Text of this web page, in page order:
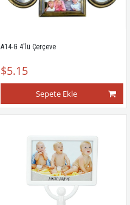
A14-G 4'lü Çerçeve
$5.15
Sepete Ekle